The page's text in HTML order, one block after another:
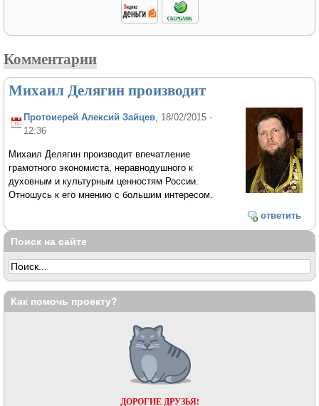
Комментарии
Михаил Делягин производит
Протоиерей Алексий Зайцев, 18/02/2015 -
12:36
Михаил Делягин производит впечатление
грамотного экономиста, неравнодушного к
духовным и культурным ценностям России.
Отношусь к его мнению с большим интересом.
ответить
Поиск на сайте
Как помочь проекту?
ДОРОГИЕ ДРУЗЬЯ!